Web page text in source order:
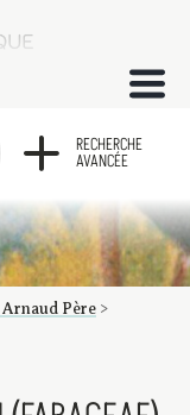
Marie
RECHERCHE
AVANCÉE
Père >